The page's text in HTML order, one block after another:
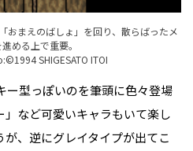
おまえのばしょ」を回り、散らばったメ
める上で重要。
SHIGESATO ITOI
型っぽいのを筆頭に色々登場
など可愛いキャラもいて楽し
、逆にグレイタイプが出てこ